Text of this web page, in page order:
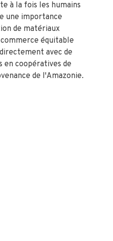
à la fois les humains
une importance
de matériaux
équitable
avec de
en coopératives de
de l'Amazonie.